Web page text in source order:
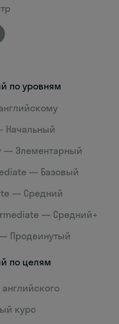
по уровням
Начальный
— Элементарный
— Базовый
— Средний
— Средний+
Продвинутый
по целям
английского
курс